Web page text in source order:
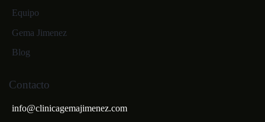
Equipo
Gema Jimenez
Blog
Contacto
info@clinicagemajimenez.com